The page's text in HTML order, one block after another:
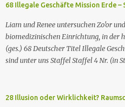
68 Illegale Geschäfte Mission Erde –
Liam und Renee untersuchen Zo'or
biomedizinischen Einrichtung, in der
(ges.) 68 Deutscher Titel Illegale
sind unter uns Staffel Staffel 4 Nr. (in
25. Sep. 2001 Es kommt eine
28 Illusion oder Wirklichkeit?